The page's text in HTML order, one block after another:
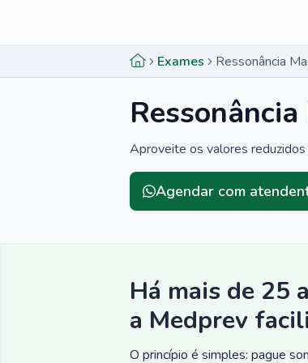
Exames Ressonância
Aproveite os valores
Agendar com
Há mais de 25
a Medprev
O princípio é simples: pague